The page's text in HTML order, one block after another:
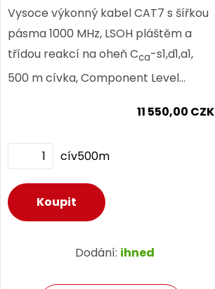
Vysoce výkonný kabel CAT7 s šířkou
pásma 1000 MHz, LSOH pláštěm a
třídou reakcí na oheň Cca-s1,d1,a1,
500 m cívka, Component Level
11 550,00 CZK
cív500m
Dodání: ihned